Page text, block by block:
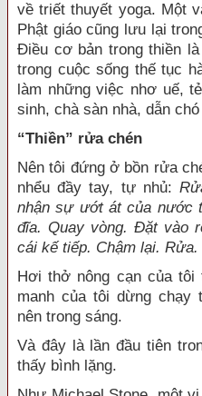
về triết thuyết yoga. Một
Phật giáo cũng lưu lại
Điều cơ bản trong thiền
trong cuộc sống thế tục
làm những việc nhơ uế,
sinh, chà sàn nhà, dẫn
“Thiền” rửa chén
Nên tôi đứng ở bồn rửa
nhểu đầy tay, tự nhủ:
nhận sự ướt át của nước
đĩa. Quay vòng. Đặt vào
cái kế tiếp. Chậm lại. Rửa.
Hơi thở nông cạn của tôi
manh của tôi dừng chạy
nên trong sáng.
Và đây là lần đầu tiên
thấy bình lặng.